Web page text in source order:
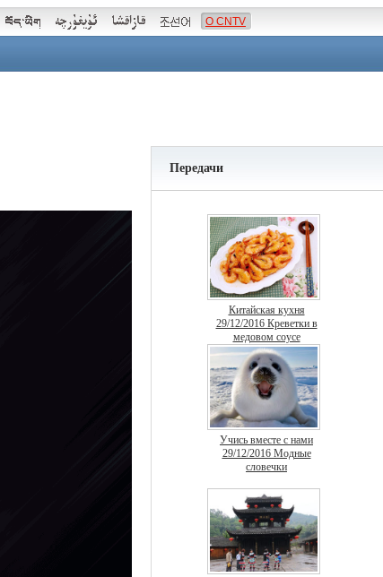
О CNTV
Передачи
Китайская кухня
29/12/2016 Креветки в
медовом соусе
Учись вместе с нами
29/12/2016 Модные
словечки